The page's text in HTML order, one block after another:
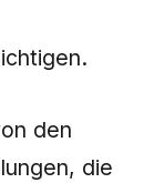
den
die